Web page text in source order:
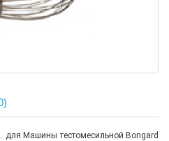
для Машины тестомесильной Bongard